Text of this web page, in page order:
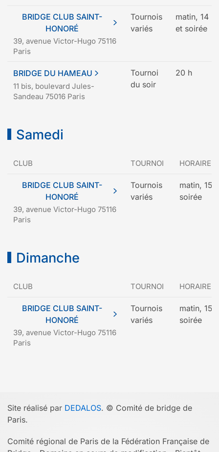
BRIDGE CLUB SAINT-
HONORÉ
39, avenue Victor-Hugo 75116
Paris
Tournois
variés
matin, 14 h
et soirée
BRIDGE DU HAMEAU
11 bis, boulevard Jules-
Sandeau 75016 Paris
Tournoi
du soir
20 h
Samedi
CLUB TOURNOI HORAIRE
BRIDGE CLUB SAINT-
HONORÉ
39, avenue Victor-Hugo 75116
Paris
Tournois
variés
matin, 15
soirée
Dimanche
CLUB TOURNOI HORAIRE
BRIDGE CLUB SAINT-
HONORÉ
39, avenue Victor-Hugo 75116
Paris
Tournois
variés
matin, 15
soirée
Site réalisé par DEDALOS. © Comité de bridge de
Paris.
Comité régional de Paris de la Fédération Française de